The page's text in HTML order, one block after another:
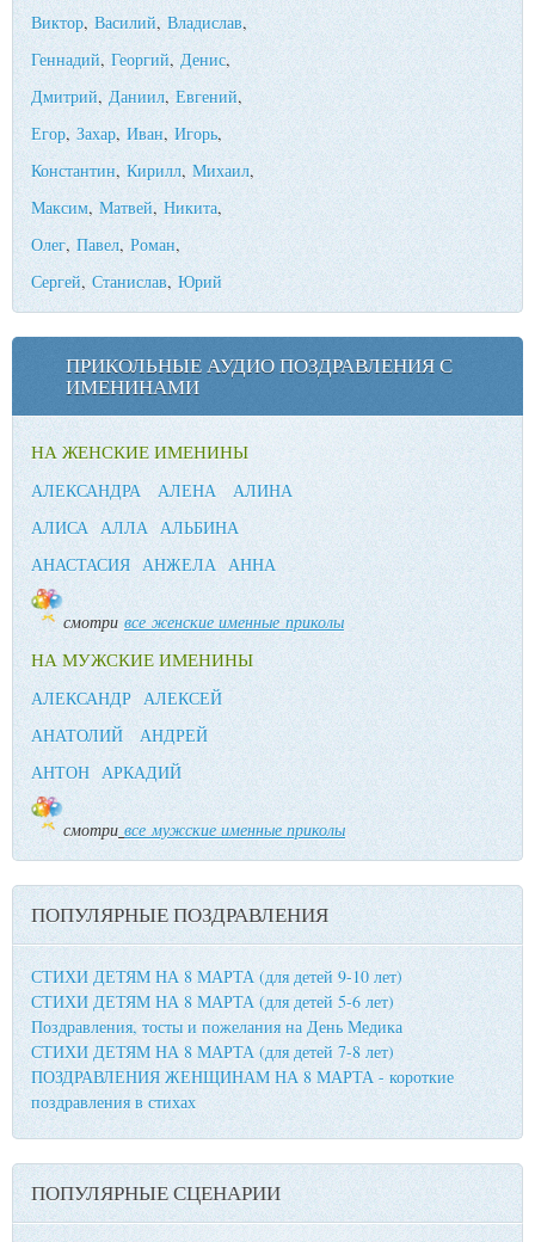
Виктор,Василий, Владислав,
Геннадий,Георгий, Денис,
Дмитрий,Даниил,Евгений,
Егор,Захар, Иван,Игорь,
Константин,Кирилл, Михаил,
Максим, Матвей,Никита,
Олег, Павел, Роман,
Сергей, Станислав,Юрий
ПРИКОЛЬНЫЕ АУДИО ПОЗДРАВЛЕНИЯ С
ИМЕНИНАМИ
НА ЖЕНСКИЕ ИМЕНИНЫ
АЛЕКСАНДРА АЛЕНА
АЛИНА
АЛИСА АЛЛА АЛЬБИНА
АНАСТАСИЯ АНЖЕЛА АННА
смотри все женские именные приколы
НА МУЖСКИЕ ИМЕНИНЫ
АЛЕКСАНДР АЛЕКСЕЙ
АНАТОЛИЙ
АНДРЕЙ
АНТОН АРКАДИЙ
смотри все мужские именные приколы
ПОПУЛЯРНЫЕ ПОЗДРАВЛЕНИЯ
СТИХИ ДЕТЯМ НА 8 МАРТА (для детей 9-10 лет)
СТИХИ ДЕТЯМ НА 8 МАРТА (для детей 5-6 лет)
Поздравления, тосты и пожелания на День Медика
СТИХИ ДЕТЯМ НА 8 МАРТА (для детей 7-8 лет)
ПОЗДРАВЛЕНИЯ ЖЕНЩИНАМ НА 8 МАРТА - короткие
поздравления в стихах
ПОПУЛЯРНЫЕ СЦЕНАРИИ